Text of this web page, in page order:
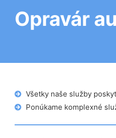
Opravár
Všetky naše služby
Ponúkame komplexné